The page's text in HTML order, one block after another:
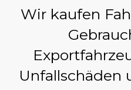
Wir kaufen
Unfallschäden